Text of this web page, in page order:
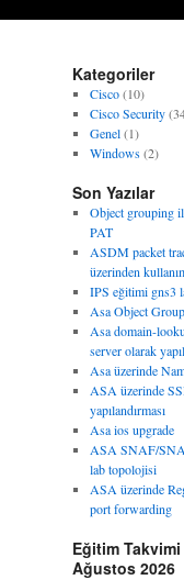
Kategoriler
Cisco(10)
Cisco Security
Genel(1)
Windows(2)
Son Yazılar
Object grouping
PAT
ASDM packet
üzerinden
IPS eğitimi gns3
Asa Object
Asa domain-
server olarak
Asa üzerinde
ASA üzerinde
yapılandırması
Asa ios upgrade
ASA SNAF/
lab topolojisi
ASA üzerinde
port forwarding
Eğitim Takvimi
Ağustos 2026